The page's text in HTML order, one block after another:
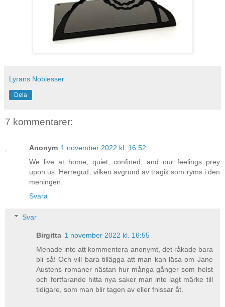
Lyrans Noblesser
Dela
7 kommentarer:
Anonym 1 november 2022 kl. 16:52
We live at home, quiet, confined, and our feelings prey
upon us. Herregud, vilken avgrund av tragik som ryms i den
meningen.
Svara
Svar
Birgitta 1 november 2022 kl. 16:55
Menade inte att kommentera anonymt, det råkade bara
bli så! Och vill bara tillägga att man kan läsa om Jane
Austens romaner nästan hur många gånger som helst
och fortfarande hitta nya saker man inte lagt märke till
tidigare, som man blir tagen av eller fnissar åt.